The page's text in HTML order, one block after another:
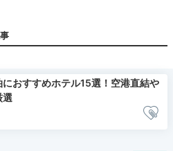
おすすめホテル15選！空港直結や
選